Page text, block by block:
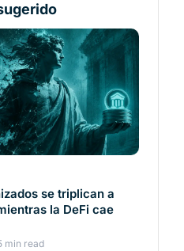
se triplican a
la DeFi cae
min read